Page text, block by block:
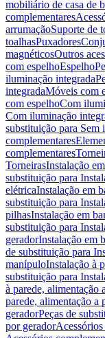
mobiliário de casa de
complementares
arrumaçãoSuporte de
toalhasPuxadores
magnéticosOutros
com espelhoEspelho
iluminação integrada
integradaMóveis com
com espelhoCom
Com iluminação
substituição para Sem
complementares
complementares
TorneirasInstalação
substituição para
elétricaInstalação em
substituição para
pilhasInstalação em
substituição para
geradorInstalação em
de substituição para
manípuloInstalação à
substituição para
à parede, alimentação
parede, alimentação a
geradorPeças de
por gerador